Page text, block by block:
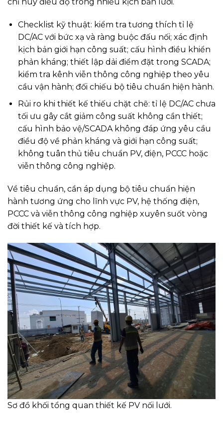
Checklist kỹ thuật: kiểm tra tương thích tỉ lệ
DC/AC với bức xạ và ràng buộc đấu nối; xác định
kịch bản giới hạn công suất; cấu hình điều khiển
phản kháng; thiết lập dải điểm đặt trong SCADA;
kiểm tra kênh viễn thông công nghiệp theo yêu
cầu vận hành; đối chiếu bộ tiêu chuẩn hiện hành.
Rủi ro khi thiết kế thiếu chặt chẽ: tỉ lệ DC/AC chưa
tối ưu gây cắt giảm công suất không cần thiết;
cấu hình bảo vệ/SCADA không đáp ứng yêu cầu
điều độ về phản kháng và giới hạn công suất;
không tuân thủ tiêu chuẩn PV, điện, PCCC hoặc
viễn thông công nghiệp.
Về tiêu chuẩn, cần áp dụng bộ tiêu chuẩn hiện
hành tương ứng cho lĩnh vực PV, hệ thống điện,
PCCC và viễn thông công nghiệp xuyên suốt vòng
đời thiết kế và tích hợp.
Sơ đồ khối tổng quan thiết kế PV nối lưới.